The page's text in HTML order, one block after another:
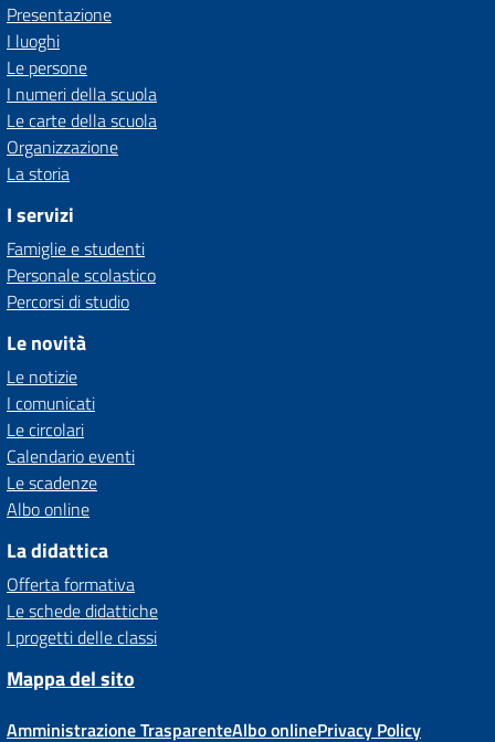
Presentazione
I luoghi
Le persone
I numeri della scuola
Le carte della scuola
Organizzazione
La storia
I servizi
Famiglie e studenti
Personale scolastico
Percorsi di studio
Le novità
Le notizie
I comunicati
Le circolari
Calendario eventi
Le scadenze
Albo online
La didattica
Offerta formativa
Le schede didattiche
I progetti delle classi
Mappa del sito
Amministrazione TrasparenteAlbo onlinePrivacy Policy